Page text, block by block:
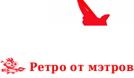
Ретро от мэтров